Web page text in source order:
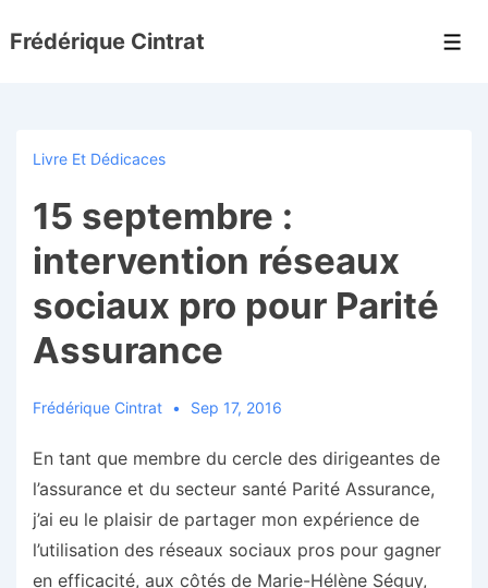
passer
Frédérique Cintrat
Livre Et Dédicaces
15 septembre :
intervention réseaux
sociaux pro pour Parité
Assurance
Frédérique Cintrat Sep 17, 2016
En tant que membre du cercle des dirigeantes de
l’assurance et du secteur santé Parité Assurance,
j’ai eu le plaisir de partager mon expérience de
l’utilisation des réseaux sociaux pros pour gagner
en efficacité, aux côtés de Marie-Hélène Séguy,